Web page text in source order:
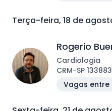
Terça-feira, 18 de
Rogerio
Cardiologia
CRM-SP 133883
Vagas entre